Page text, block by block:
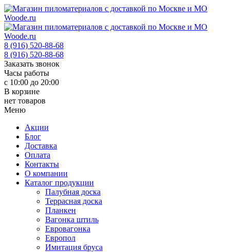
8 (916) 520-88-68
8 (916) 520-88-68
Заказать звонок
Часы работы
с 10:00 до 20:00
В корзине
нет товаров
Меню
Акции
Блог
Доставка
Оплата
Контакты
О компании
Каталог продукции
Палубная доска
Террасная доска
Планкен
Вагонка штиль
Евровагонка
Европол
Имитация бруса